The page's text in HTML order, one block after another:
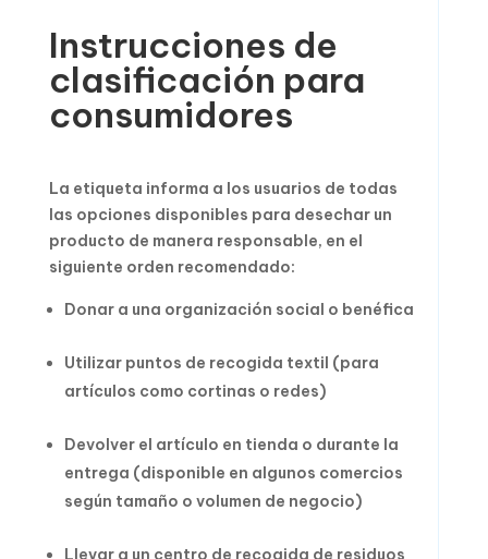
Instrucciones de
clasificación para
consumidores
La etiqueta informa a los usuarios de todas
las opciones disponibles para desechar un
producto de manera responsable, en el
siguiente orden recomendado:
Donar a una organización social o benéfica
Utilizar puntos de recogida textil (para
artículos como cortinas o redes)
Devolver el artículo en tienda o durante la
entrega (disponible en algunos comercios
según tamaño o volumen de negocio)
Llevar a un centro de recogida de residuos